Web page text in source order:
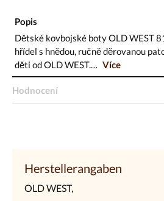
Popis
Dětské kovbojské boty OLD WEST
hřídel s hnědou, ručně děrovanou
děti od OLD WEST.…
Více
Hodnocení
Herstellerangaben
OLD WEST,